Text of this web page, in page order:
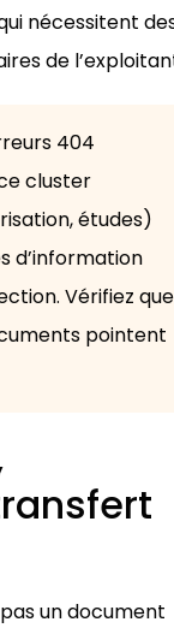
nécessitent
de
404
cluster
études)
d’information
Vérifiez que
pointent
un document